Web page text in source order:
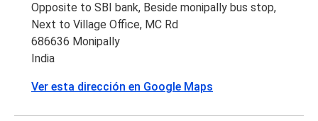
Opposite to SBI bank, Beside monipally bus stop,
Next to Village Office, MC Rd
686636 Monipally
India
Ver esta dirección en Google Maps